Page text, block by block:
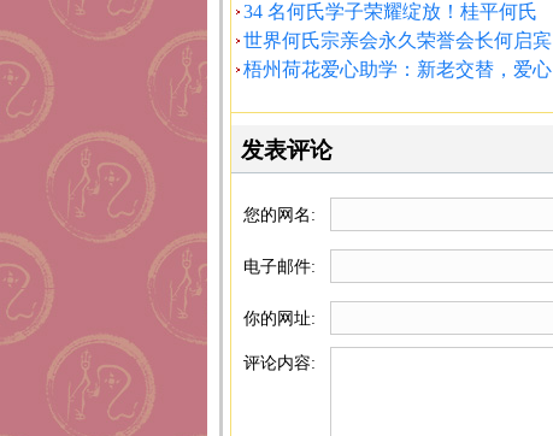
34 名何氏学子荣耀绽放！桂平何氏
世界何氏宗亲会永久荣誉会长何启宾
梧州荷花爱心助学：新老交替，爱心
发表评论
您的网名:
电子邮件:
你的网址:
评论内容: